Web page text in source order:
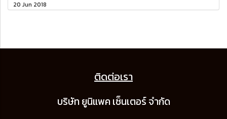
20 Jun 2018
ติดต่อเรา
บริษัท ยูนิแพค เซ็นเตอร์ จำกัด